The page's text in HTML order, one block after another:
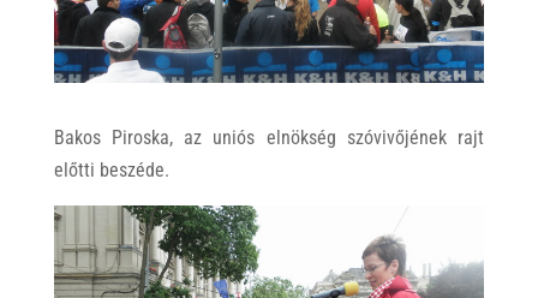
Bakos Piroska, az uniós elnökség szóvivőjének rajt
előtti beszéde.